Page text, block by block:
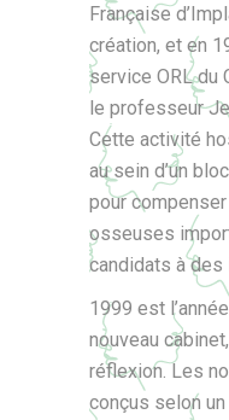
Française
création, et en
service ORL du
le professeur
Cette activité
au sein d’un
pour
osseuses
candidats à des
1999 est
nouveau
réflexion. Les
conçus selon